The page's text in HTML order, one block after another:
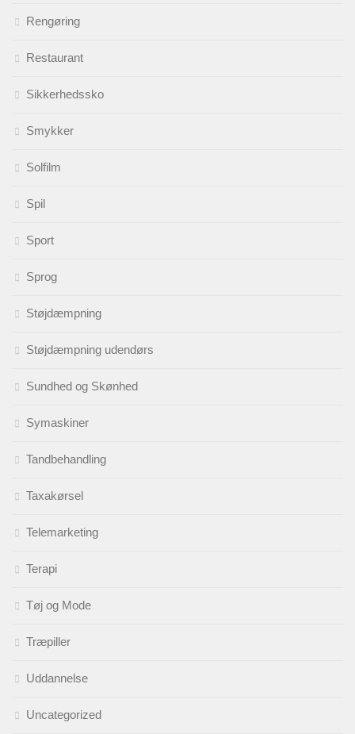
Rengøring
Restaurant
Sikkerhedssko
Smykker
Solfilm
Spil
Sport
Sprog
Støjdæmpning
Støjdæmpning udendørs
Sundhed og Skønhed
Symaskiner
Tandbehandling
Taxakørsel
Telemarketing
Terapi
Tøj og Mode
Træpiller
Uddannelse
Uncategorized